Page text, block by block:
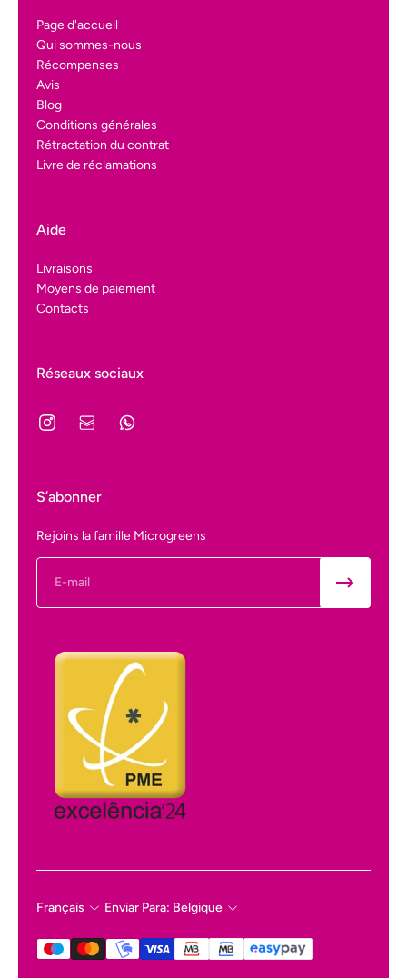
Page d'accueil
Qui sommes-nous
Récompenses
Avis
Blog
Conditions générales
Rétractation du contrat
Livre de réclamations
Aide
Livraisons
Moyens de paiement
Contacts
Réseaux sociaux
S’abonner
Rejoins la famille Microgreens
Français Enviar Para: Belgique